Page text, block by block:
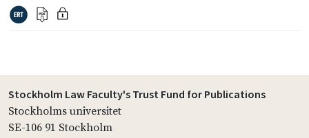
Stockholm Law Faculty's Trust Fund for Publications
Stockholms universitet
SE-106 91 Stockholm